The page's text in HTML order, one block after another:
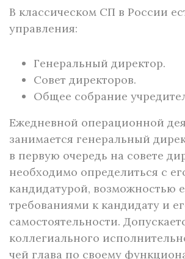
В классическом СП в России
управления:
Генеральный директор.
Совет директоров.
Общее собрание
Ежедневной операционной
занимается генеральный
в первую очередь на совете
необходимо определиться с
кандидатурой, возможностью
требованиями к кандидату и
самостоятельности.
коллегиального
чей глава по своему